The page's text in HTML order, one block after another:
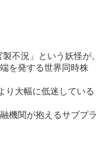
不況」という妖怪が。
を発する世界同時株
り大幅に低迷している
機関が抱えるサブプラ